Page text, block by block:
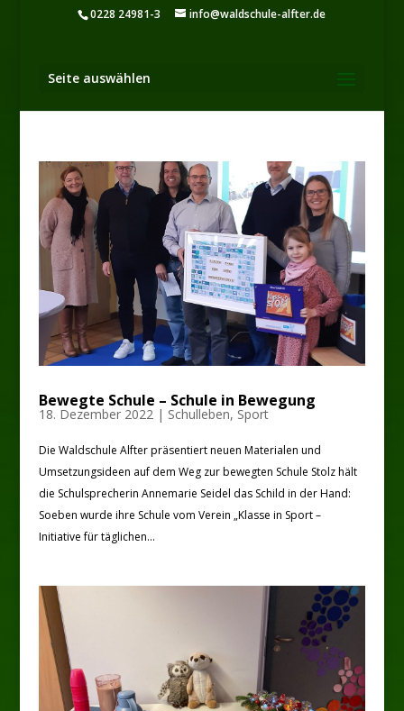
0228 24981-3 info@waldschule-alfter.de
Seite auswählen
Bewegte Schule – Schule in Bewegung
18. Dezember 2022 | Schulleben, Sport
Die Waldschule Alfter präsentiert neuen Materialen und
Umsetzungsideen auf dem Weg zur bewegten Schule Stolz hält
die Schulsprecherin Annemarie Seidel das Schild in der Hand:
Soeben wurde ihre Schule vom Verein „Klasse in Sport –
Initiative für täglichen...